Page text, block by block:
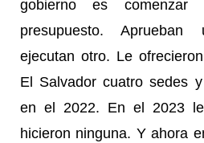
gobierno es
presupuesto.
ejecutan otro. Le
El Salvador cuatro sedes
en el 2022. En el 2023
hicieron ninguna. Y ahora